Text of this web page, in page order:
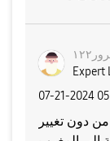
Expert
‎07-21-2024
من دون تغيير